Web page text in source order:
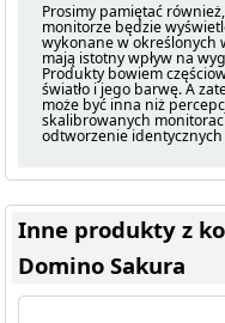
Prosimy pamiętać
monitorze będzie
wykonane w określonych
mają istotny wpływ na
Produkty bowiem
światło i jego barwę. A
może być inna niż
skalibrowanych
odtworzenie
Inne produkty z
Domino Sakura